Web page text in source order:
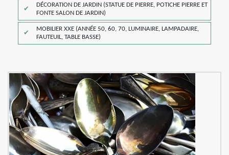
DÉCORATION DE JARDIN (STATUE DE PIERRE, POTICHE PIERRE ET
FONTE SALON DE JARDIN)
MOBILIER XXE (ANNÉE 50, 60, 70, LUMINAIRE, LAMPADAIRE,
FAUTEUIL, TABLE BASSE)